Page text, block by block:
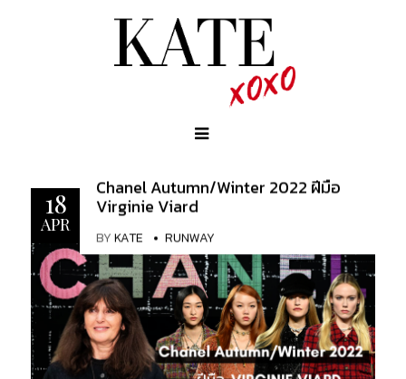
18
APR
Chanel Autumn/Winter 2022 ฝีมือ
Virginie Viard
BYKATE RUNWAY